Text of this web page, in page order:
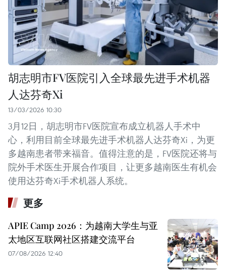
胡志明市FV医院引入全球最先进手术机器
人达芬奇Xi
13/03/2026 10:30
3月12日，胡志明市FV医院宣布成立机器人手术中
心，利用目前全球最先进手术机器人达芬奇Xi，为更
多越南患者带来福音。值得注意的是，FV医院还将与
院外手术医生开展合作项目，让更多越南医生有机会
使用达芬奇Xi手术机器人系统。
更多
APIE Camp 2026：为越南大学生与亚
太地区互联网社区搭建交流平台
07/08/2026 12:40